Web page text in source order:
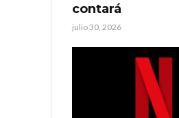
contará
julio 30, 2026